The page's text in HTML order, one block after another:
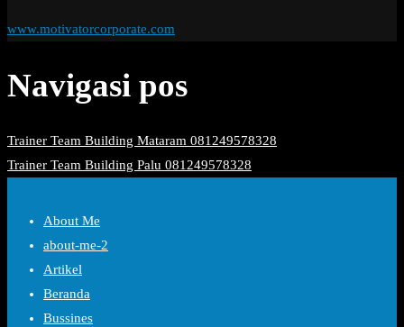
www.motivatorcorporate.com
Navigasi pos
Trainer Team Building Mataram 081249578328
Trainer Team Building Palu 081249578328
About Me
about-me-2
Artikel
Beranda
Bussines